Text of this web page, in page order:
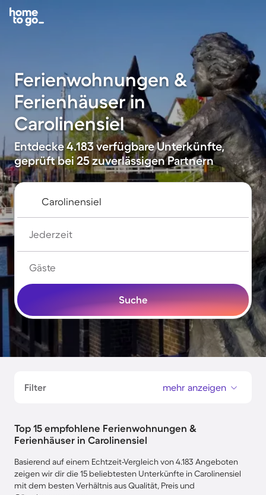
Ferienwohnungen &
Ferienhäuser in
Carolinensiel
Entdecke 4.183 verfügbare Unterkünfte,
geprüft bei 25 zuverlässigen Partnern
Jederzeit
Gäste
Suche
Filter mehr anzeigen
Top 15 empfohlene Ferienwohnungen &
Ferienhäuser in Carolinensiel
Basierend auf einem Echtzeit-Vergleich von 4.183 Angeboten
zeigen wir dir die 15 beliebtesten Unterkünfte in Carolinensiel
mit dem besten Verhältnis aus Qualität, Preis und